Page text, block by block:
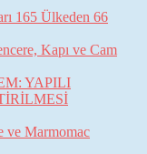
165 Ülkeden 66
Kapı ve Cam
YAPILI
ve Marmomac